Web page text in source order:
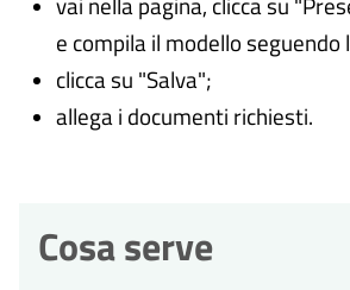
e compila il modello seguendo
clicca su "Salva";
allega i documenti richiesti.
Cosa serve